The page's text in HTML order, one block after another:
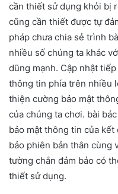
cần thiết sử dụng khỏi bị
cũng cần thiết được tự
pháp chưa chia sẻ trình
nhiều số chúng ta khác
dũng mạnh. Cập nhật
thông tin phía trên nhiều
thiện cường bảo mật
của chúng ta chơi. bài
bảo mật thông tin của
bảo phiên bản thân cùng
tường chắn đảm bảo có
thiết sử dụng.